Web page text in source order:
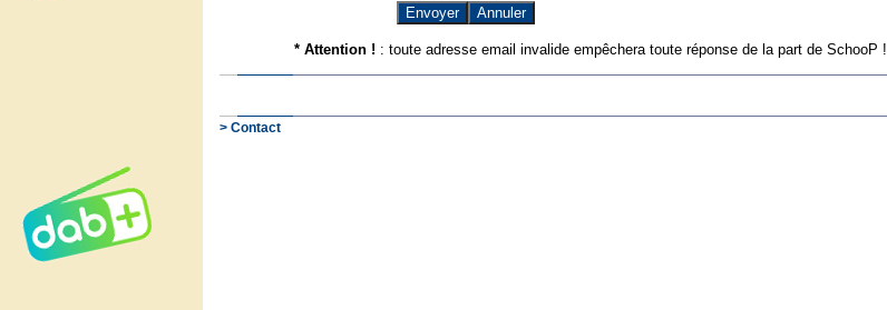
* Attention ! : toute adresse email invalide empêchera toute réponse de la part de SchooP !
> Contact